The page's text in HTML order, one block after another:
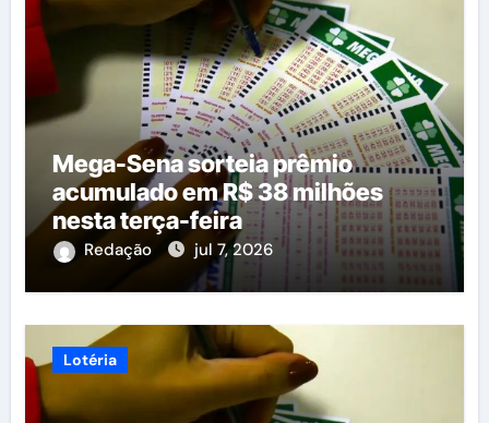
Mega-Sena sorteia prêmio
acumulado em R$ 38 milhões
nesta terça-feira
Redação jul 7, 2026
Lotéria